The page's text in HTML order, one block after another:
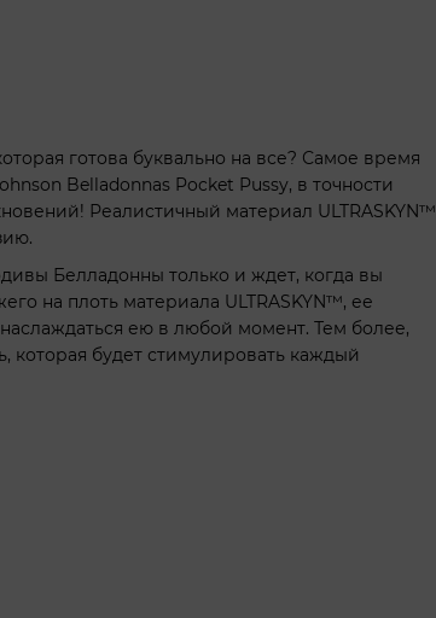
готова буквально на все? Самое время
Belladonnas Pocket Pussy, в точности
Реалистичный материал ULTRASKYN™
Белладонны только и ждет, когда вы
на плоть материала ULTRASKYN™, ее
ею в любой момент. Тем более,
которая будет стимулировать каждый